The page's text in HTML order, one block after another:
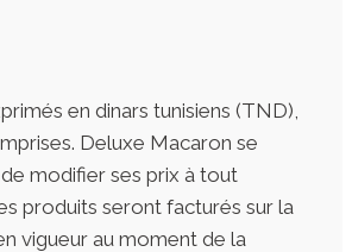
en dinars tunisiens (TND),
Deluxe Macaron se
modifier ses prix à tout
produits seront facturés sur la
vigueur au moment de la